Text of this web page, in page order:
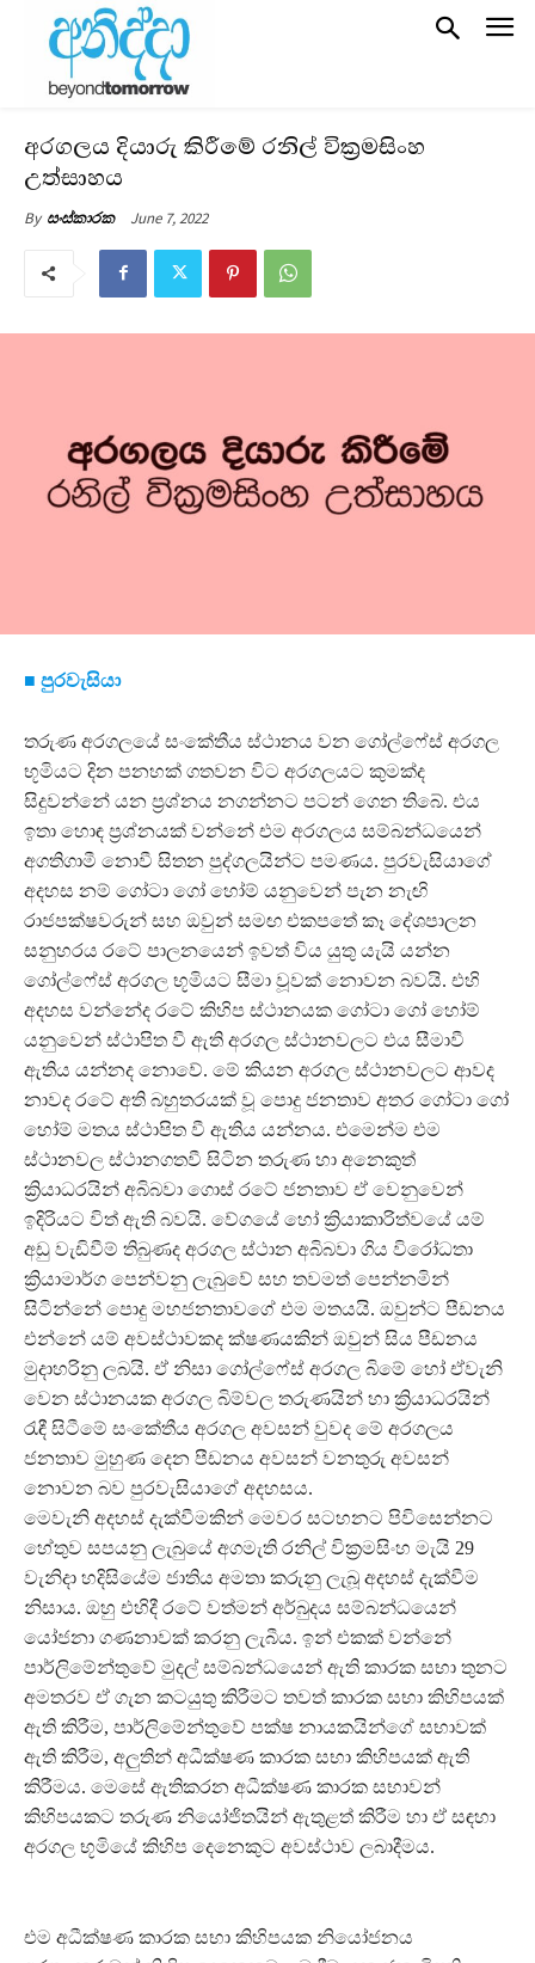
අරගලය දියාරු කිරීමේ රනිල් වික්‍රමසිංහ
උත්සාහය
By සංස්කාරක June 7, 2022
■ පුරවැසියා
තරුණ අරගලයේ සංකේතීය ස්ථානය වන ගෝල්ෆේස් අරගල
භූමියට දින පනහක් ගතවන විට අරගලයට කුමක්ද
සිදුවන්නේ යන ප්‍රශ්නය නගන්නට පටන් ගෙන තිබේ. එය
ඉතා හොඳ ප්‍රශ්නයක් වන්නේ එම අරගලය සම්බන්ධයෙන්
අගතිගාමී නොවී සිතන පුද්ගලයින්ට පමණය. පුරවැසියාගේ
අදහස නම් ගෝටා ගෝ හෝම් යනුවෙන් පැන නැඟි
රාජපක්ෂවරුන් සහ ඔවුන් සමඟ එකපතේ කෑ දේශපාලන
සනුහරය රටේ පාලනයෙන් ඉවත් විය යුතු යැයි යන්න
ගෝල්ෆේස් අරගල භූමියට සීමා වූවක් නොවන බවයි. එහි
අදහස වන්නේද රටේ කිහිප ස්ථානයක ගෝටා ගෝ හෝම්
යනුවෙන් ස්ථාපිත වී ඇති අරගල ස්ථානවලට එය සීමාවී
ඇතිය යන්නද නොවේ. මේ කියන අරගල ස්ථානවලට ආවද
නාවද රටේ අති බහුතරයක් වූ පොදු ජනතාව අතර ගෝටා ගෝ
හෝම් මතය ස්ථාපිත වී ඇතිය යන්නය. එමෙන්ම එම
ස්ථානවල ස්ථානගතවී සිටින තරුණ හා අනෙකුත්
ක්‍රියාධරයින් අබිබවා ගොස් රටේ ජනතාව ඒ වෙනුවෙන්
ඉදිරියට විත් ඇති බවයි. වේගයේ හෝ ක්‍රියාකාරිත්වයේ යම්
අඩු වැඩිවීම් තිබුණද අරගල ස්ථාන අබිබවා ගිය විරෝධතා
ක්‍රියාමාර්ග පෙන්වනු ලැබුවේ සහ තවමත් පෙන්නමින්
සිටින්නේ පොදු මහජනතාවගේ එම මතයයි. ඔවුන්ට පීඩනය
එන්නේ යම් අවස්ථාවකද ක්ෂණයකින් ඔවුන් සිය පීඩනය
මුදාහරිනු ලබයි. ඒ නිසා ගෝල්ෆේස් අරගල බිමේ හෝ ඒවැනි
වෙන ස්ථානයක අරගල බිම්වල තරුණයින් හා ක්‍රියාධරයින්
රැඳී සිටීමේ සංකේතීය අරගල අවසන් වුවද මේ අරගලය
ජනතාව මුහුණ දෙන පීඩනය අවසන් වනතුරු අවසන්
නොවන බව පුරවැසියාගේ අදහසය.
මෙවැනි අදහස් දැක්වීමකින් මෙවර සටහනට පිවිසෙන්නට
හේතුව සපයනු ලැබුයේ අගමැති රනිල් වික්‍රමසිංහ මැයි 29
වැනිදා හදිසියේම ජාතිය අමතා කරුනු ලැබූ අදහස් දැක්වීම
නිසාය. ඔහු එහිදී රටේ වත්මන් අර්බුදය සම්බන්ධයෙන්
යෝජනා ගණනාවක් කරනු ලැබීය. ඉන් එකක් වන්නේ
පාර්ලිමේන්තුවේ මුදල් සම්බන්ධයෙන් ඇති කාරක සභා තුනට
අමතරව ඒ ගැන කටයුතු කිරීමට තවත් කාරක සභා කිහිපයක්
ඇති කිරීම, පාර්ලිමේන්තුවේ පක්ෂ නායකයින්ගේ සභාවක්
ඇති කිරීම, අලුතින් අධීක්ෂණ කාරක සභා කිහිපයක් ඇති
කිරීමය. මෙසේ ඇතිකරන අධීක්ෂණ කාරක සභාවන්
කිහිපයකට තරුණ නියෝජිතයින් ඇතුළත් කිරීම හා ඒ සඳහා
අරගල භූමියේ කිහිප දෙනෙකුට අවස්ථාව ලබාදීමය.
එම අධීක්ෂණ කාරක සභා කිහිපයක නියෝජනය